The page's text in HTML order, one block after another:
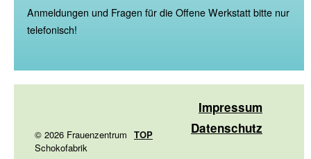
Anmeldungen und Fragen für die Offene Werkstatt bitte nur
telefonisch!
© 2026 Frauenzentrum
Schokofabrik
TOP
Impressum
Datenschutz